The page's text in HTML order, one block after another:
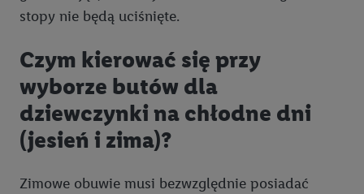
stopy nie będą uciśnięte.
Czym kierować się przy
wyborze butów dla
dziewczynki na chłodne dni
(jesień i zima)?
Zimowe obuwie musi bezwzględnie posiadać